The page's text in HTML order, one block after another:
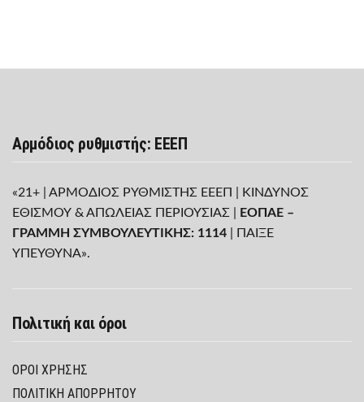
Αρμόδιος ρυθμιστής: ΕΕΕΠ
«21+ | ΑΡΜΟΔΙΟΣ ΡΥΘΜΙΣΤΗΣ ΕΕΕΠ | ΚΙΝΔΥΝΟΣ
ΕΘΙΣΜΟΥ & ΑΠΩΛΕΙΑΣ ΠΕΡΙΟΥΣΙΑΣ |
ΕΟΠΑΕ –
ΓΡΑΜΜΗ ΣΥΜΒΟΥΛΕΥΤΙΚΗΣ: 1114 | ΠΑΙΞΕ
ΥΠΕΥΘΥΝΑ».
Πολιτική και όροι
ΌΡΟΙ ΧΡΉΣΗΣ
ΠΟΛΙΤΙΚΉ ΑΠΟΡΡΉΤΟΥ